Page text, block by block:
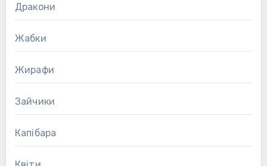
Дракони
Жабки
Жирафи
Зайчики
Капібара